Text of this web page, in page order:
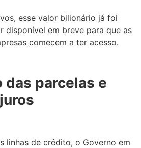
esse valor bilionário já foi
disponível em breve para que as
comecem a ter acesso.
das parcelas e
linhas de crédito, o Governo em